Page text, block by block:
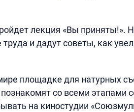
лекция «Вы приняты!».
и дадут советы, как
площадке для натурных
со всеми этапами
на киностудии